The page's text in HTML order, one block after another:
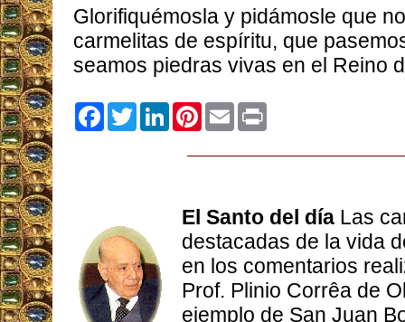
Glorifiquémosla y pidámosle que
carmelitas de espíritu, que
seamos piedras vivas en el Reino
Facebook
TwitterLinkedInPinterest
Email
El Santo del día Las
destacadas de la vida
en los comentarios
Prof. Plinio Corrêa de
ejemplo de San Juan